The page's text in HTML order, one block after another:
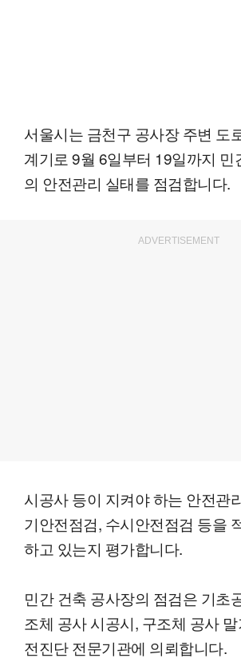
서울시는 금천구 공사장 주변 도
계기로 9월 6일부터 19일까지 민
의 안전관리 실태를 점검합니다.
ADVERTISEMENT
시공사 등이 지켜야 하는 안전관
기안전점검, 수시안전점검 등을
하고 있는지 평가합니다.
민간 건축 공사장의 점검은 기초
조체 공사 시공시, 구조체 공사
전진단 전문기관에 의뢰합니다.